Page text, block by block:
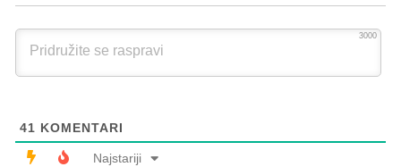
3000
41 KOMENTARI
Najstariji